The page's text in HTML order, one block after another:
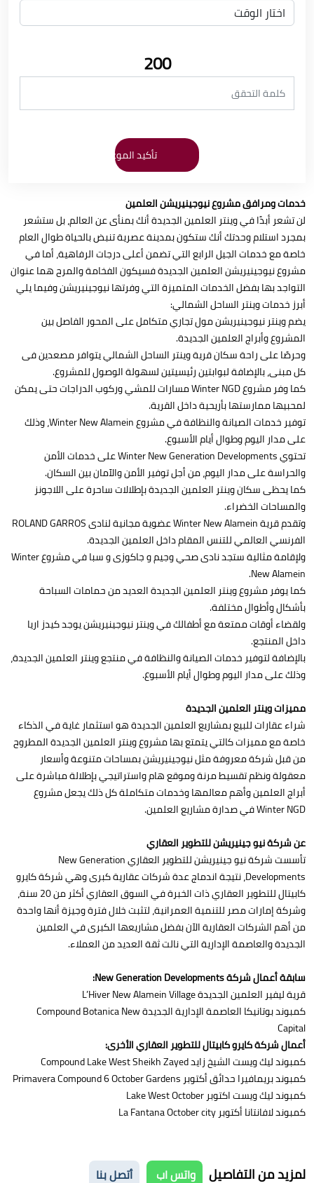
200
خدمات ومرافق مشروع نيوجينيريشن العلمين
لن تشعر أبدًا في وينتر العلمين الجديدة أنك بمنأى عن العالم، بل ستشعر
بمجرد استلام وحدتك أنك ستكون بمدينة عصرية تنبض بالحياة طوال العام
خاصة مع خدمات الجيل الرابع التي تضمن أعلى درجات الرفاهية، أما في
مشروع نيوجينيريشن العلمين الجديدة فسيكون الفخامة والمرح هما عنوان
التواجد بها بفضل الخدمات المتميزة التي وفرتها نيوجينيريشن وفيما يلي
أبرز خدمات وينتر الساحل الشمالي:
يضم وينتر نيوجينيريشن مول تجاري متكامل على المحور الفاصل بين
المشروع وأبراج العلمين الجديدة.
وحرصًا على راحة سكان قرية وينتر الساحل الشمالي يتوافر مصعدين فى
كل مبنى، بالإضافة لبوابتين رئيسيتين لسهولة الوصول للمشروع.
كما وفر مشروع Winter NGD مسارات للمشي وركوب الدراجات حتى يمكن
لمحبيها ممارستها بأريحية داخل القرية.
توفير خدمات الصيانة والنظافة في مشروع Winter New Alamein، وذلك
على مدار اليوم وطوال أيام الأسبوع.
تحتوي Winter New Generation Developments على خدمات الأمن
والحراسة على مدار اليوم، من أجل توفير الأمن والآمان بين السكان.
كما يحظى سكان وينتر العلمين الجديدة بإطلالات ساحرة على اللاجونز
والمساحات الخضراء.
وتقدم قرية Winter New Alamein عضوية مجانية لنادى ROLAND GARROS
الفرنسي العالمي للتنس المقام داخل العلمين الجديدة.
ولإقامة مثالية ستجد نادى صحي وجيم و جاكوزى و سبا في مشروع Winter
New Alamein.
كما يوفر مشروع وينتر العلمين الجديدة العديد من حمامات السباحة
بأشكال وأطوال مختلفة.
ولقضاء أوقات ممتعة مع أطفالك في وينتر نيوجينيريشن يوجد كيدز اريا
داخل المنتجع.
بالإضافة لتوفير خدمات الصيانة والنظافة في منتجع وينتر العلمين الجديدة،
وذلك على مدار اليوم وطوال أيام الأسبوع.
مميزات وينتر العلمين الجديدة
شراء عقارات للبيع بمشاريع العلمين الجديدة هو استثمار غاية في الذكاء
خاصة مع مميزات كالتي يتمتع بها مشروع وينتر العلمين الجديدة المطروح
من قبل شركة معروفة مثل نيوجينيريشن بمساحات متنوعة وأسعار
معقولة ونظم تقسيط مرنة وموقع هام واستراتيجي بإطلالة مباشرة على
أبراج العلمين وأهم معالمها وخدمات متكاملة كل ذلك يجعل مشروع
Winter NGD في صدارة مشاريع العلمين.
عن شركة نيو جينيريشن للتطوير العقاري
تأسست شركة نيو جينيريشن للتطوير العقاري New Generation
Developments، نتيجة اندماج عدة شركات عقارية كبرى وهي شركة كايرو
كابيتال للتطوير العقاري ذات الخبرة في السوق العقاري أكثر من 20 سنة،
وشركة إمارات مصر للتنمية العمرانية، لتثبت خلال فترة وجيزة أنها واحدة
من أهم الشركات العقارية الآن بفضل مشاريعها الكبرى في العلمين
الجديدة والعاصمة الإدارية التي نالت ثقة العديد من العملاء.
سابقة أعمال شركة New Generation Developments:
قرية ليفير العلمين الجديدة L’Hiver New Alamein Village
كمبوند بوتانيكا العاصمة الإدارية الجديدة Compound Botanica New
Capital‎
أعمال شركة كايرو كابيتال للتطوير العقاري الأخرى:
كمبوند ليك ويست الشيخ زايد Compound Lake West Sheikh Zayed
كمبوند بريمافيرا حدائق أكتوبر Primavera Compound 6 October Gardens
كمبوند ليك ويست اكتوبر Lake West October
كمبوند لافانتانا أكتوبر La Fantana October city
لمزيد من التفاصيل واتس اب أتصل بنا